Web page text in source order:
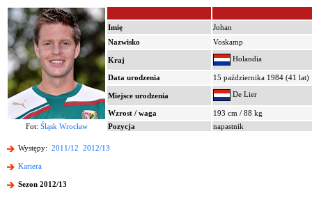
Imię
Johan
Nazwisko
Voskamp
Kraj Holandia
Data urodzenia 15 października 1984 (41 lat)
Miejsce urodzenia De Lier
Wzrost / waga
193 cm / 88 kg
Fot: Śląsk Wrocław Pozycja napastnik
Występy: 2011/12 2012/13
Kariera
Sezon 2012/13